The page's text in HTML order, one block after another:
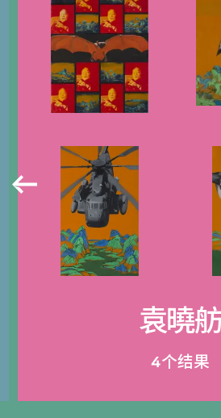
袁曉
4个结果